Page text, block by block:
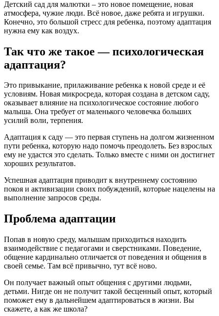
Детский сад для малютки – это новое помещение, новая
атмосфера, чужие люди. Всё новое, даже ребята и игрушки.
Конечно, это большой стресс для ребенка, поэтому адаптация
нужна ему как воздух.
Так что же такое — психологическая
адаптация?
Это привыкание, прилаживание ребенка к новой среде и её
условиям. Новая микросреда, которая создана в детском саду,
оказывает влияние на психологическое состояние любого
малыша. Она требует от маленького человечка больших
усилий воли, терпения.
Адаптация к саду — это первая ступень на долгом жизненном
пути ребенка, которую надо помочь преодолеть. Без взрослых
ему не удастся это сделать. Только вместе с ними он достигнет
хороших результатов.
Успешная адаптация приводит к внутреннему состоянию
покоя и активизации своих побуждений, которые нацелены на
выполнение запросов среды.
Проблема адаптации
Попав в новую среду, малышам приходиться находить
взаимодействие с педагогами и сверстниками. Поведение,
общение кардинально отличается от поведения и общения в
своей семье. Там всё привычно, тут всё ново.
Он получает важный опыт общения с другими людьми,
детьми. Нигде он не получит такой бесценный опыт, который
поможет ему в дальнейшем адаптироваться в жизни. Вы
скажете, а как же школа?